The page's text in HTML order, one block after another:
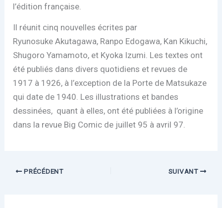
l’édition française.
Il réunit cinq nouvelles écrites par
Ryunosuke Akutagawa, Ranpo Edogawa, Kan Kikuchi,
Shugoro Yamamoto, et Kyoka Izumi. Les textes ont
été publiés dans divers quotidiens et revues de
1917 à 1926, à l’exception de la Porte de Matsukaze
qui date de 1940. Les illustrations et bandes
dessinées, quant à elles, ont été publiées à l’origine
dans la revue Big Comic de juillet 95 à avril 97.
PRÉCÉDENT SUIVANT